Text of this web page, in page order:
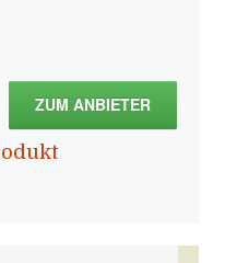
ZUM ANBIETER